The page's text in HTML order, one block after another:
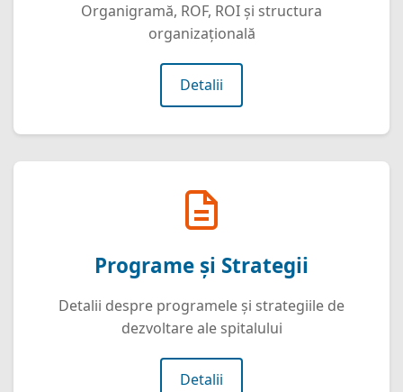
Organigramă, ROF, ROI și structura
organizațională
Detalii
Programe și Strategii
Detalii despre programele și strategiile de
dezvoltare ale spitalului
Detalii